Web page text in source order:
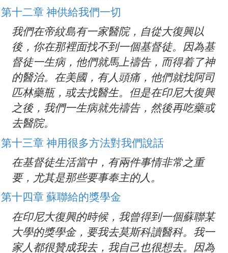
第十二章 神供給我們一切
我們在帝紋島有一家醫院，自從大復興以
後，你在那裡面找不到一個基督徒。因為基
督徒一生病，他們就馬上禱告，而得着了神
的醫治。在美國，有人頭痛，他們就找阿司
匹林藥瓶，或去找醫生。但是在印尼大復興
之後，我們一生病就先禱告，然後再吃藥或
去醫院。
第十三章 神用很多方法對我們說話
在基督徒生活當中，有兩件事情非常之重
要，尤其是那些要事奉主的人。
第十四章 蘇聯給的獎學金
在印尼大復興的時候，我曾得到一個蘇聯某
大學的獎學金，要我去莫斯科讀醫科。我一
家人都很贊成我去，我自己也很想去。因為